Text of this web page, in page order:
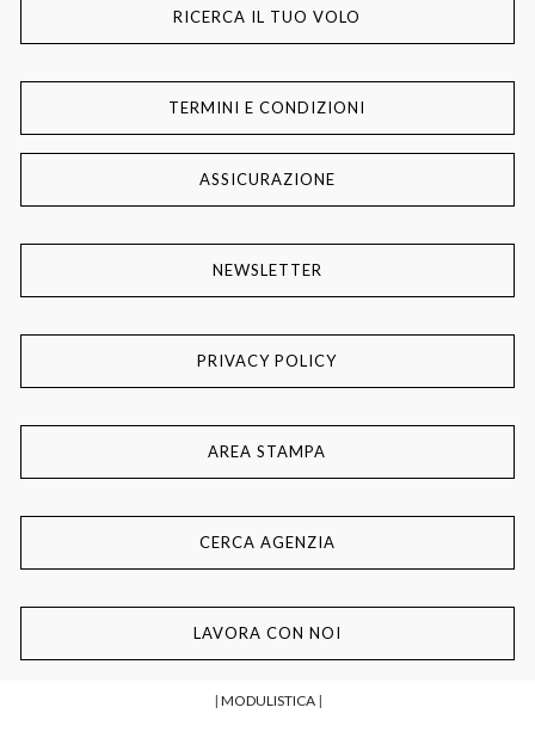
RICERCA IL TUO VOLO
TERMINI E CONDIZIONI
ASSICURAZIONE
NEWSLETTER
PRIVACY POLICY
AREA STAMPA
CERCA AGENZIA
LAVORA CON NOI
| MODULISTICA|